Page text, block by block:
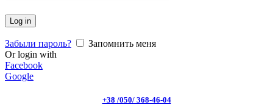
Log in
Забыли пароль?
Запомнить меня
Or login with
Facebook
Google
+38 /050/ 368-46-04